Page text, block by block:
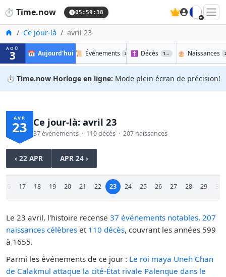
⏱️ Time.now 05:59:39 🇫🇷
Accueil
Ce jour-là avril 23
AOÛ
3 📅 Aujourd'hui 📜 Événements 37 ✝️ Décès 110 🎂 Naissances
⏱️ Time.now Horloge en ligne: Mode plein écran de précision!
AVR
23 Ce jour-là: avril 23
37 événements · 110 décès · 207 naissances
‹ 22 APR APR 24 ›
16 17 18 19 20 21 22 23 24 25 26 27 28 29 30
Le 23 avril, l'histoire recense 37 événements notables, 207
naissances célèbres et 110 décès, couvrant les années 599
à 1655.
Parmi les événements de ce jour : Le roi maya Uneh Chan
de Calakmul attaque la cité-État rivale Palenque dans le